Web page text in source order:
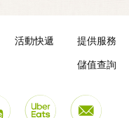
活動快遞 提供服務
儲值查詢